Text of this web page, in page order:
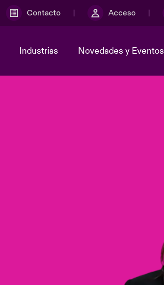
Contacto Acceso
Industrias Novedades y Eventos